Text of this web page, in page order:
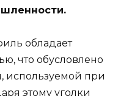
обладает
что обусловлено
используемой при
этому уголки